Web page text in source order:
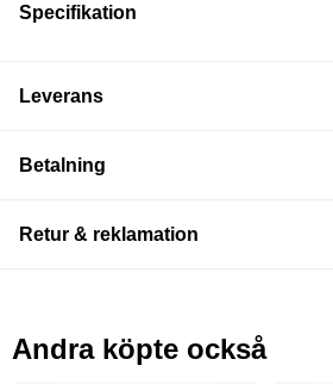
Specifikation
Leverans
Betalning
Retur & reklamation
Andra köpte också